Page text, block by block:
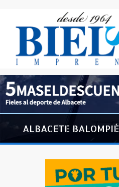
ALBACETE BALOMPIÉ